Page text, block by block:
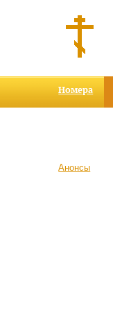
Номера
Анонсы